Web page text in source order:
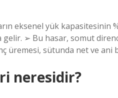
eksenel yük kapasitesinin
gelir. ➢ Bu hasar, somut
üremesi, sütunda net ve ani
neresidir?